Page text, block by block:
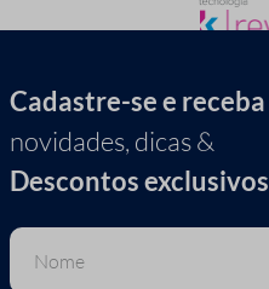
Cadastre-se e receba
novidades, dicas &
Descontos exclusivos